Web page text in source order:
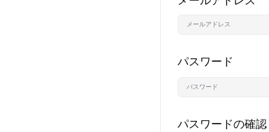
パスワード
パスワードの確認